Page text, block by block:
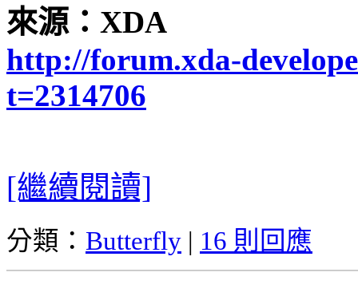
來源：XDA
http://forum.xda-
t=2314706
[繼續閱讀]
分類： Butterfly | 16 則回應